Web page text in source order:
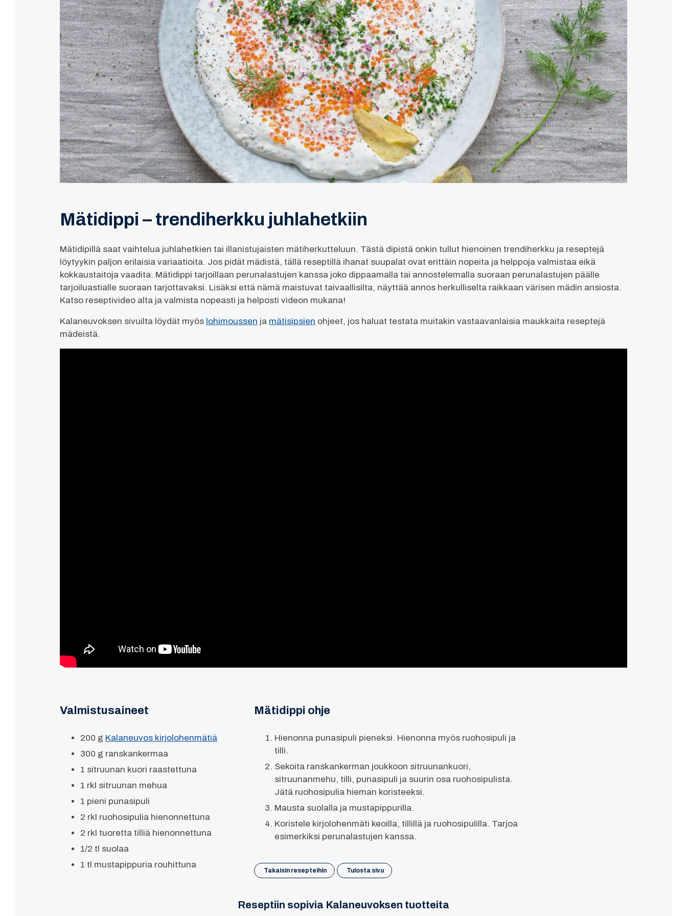
Mätidippi – trendiherkku juhlahetkiin
Mätidipillä saat vaihtelua juhlahetkien tai illanistujaisten mätiherkutteluun. Tästä dipistä onkin tullut hienoinen trendiherkku ja reseptejä
löytyykin paljon erilaisia variaatioita. Jos pidät mädistä, tällä reseptillä ihanat suupalat ovat erittäin nopeita ja helppoja valmistaa eikä
kokkaustaitoja vaadita. Mätidippi tarjoillaan perunalastujen kanssa joko dippaamalla tai annostelemalla suoraan perunalastujen päälle
tarjoiluastialle suoraan tarjottavaksi. Lisäksi että nämä maistuvat taivaallisilta, näyttää annos herkulliselta raikkaan värisen mädin ansiosta.
Katso reseptivideo alta ja valmista nopeasti ja helposti videon mukana!
Kalaneuvoksen sivuilta löydät myös lohimoussen ja mätisipsien ohjeet, jos haluat testata muitakin vastaavanlaisia maukkaita reseptejä
mädeistä.
Valmistusaineet
200 g Kalaneuvos kirjolohenmätiä
300 g ranskankermaa
1 sitruunan kuori raastettuna
1 rkl sitruunan mehua
1 pieni punasipuli
2 rkl ruohosipulia hienonnettuna
2 rkl tuoretta tilliä hienonnettuna
1/2 tl suolaa
1 tl mustapippuria rouhittuna
Mätidippi ohje
Hienonna punasipuli pieneksi. Hienonna myös ruohosipuli ja
tilli.
Sekoita ranskankerman joukkoon sitruunankuori,
sitruunanmehu, tilli, punasipuli ja suurin osa ruohosipulista.
Jätä ruohosipulia hieman koristeeksi.
Mausta suolalla ja mustapippurilla.
Koristele kirjolohenmäti keoilla, tillillä ja ruohosipulilla. Tarjoa
esimerkiksi perunalastujen kanssa.
Takaisin resepteihin Tulosta sivu
Reseptiin sopivia Kalaneuvoksen tuotteita